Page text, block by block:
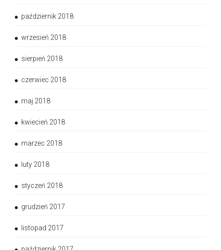
październik 2018
wrzesień 2018
sierpień 2018
czerwiec 2018
maj 2018
kwiecień 2018
marzec 2018
luty 2018
styczeń 2018
grudzień 2017
listopad 2017